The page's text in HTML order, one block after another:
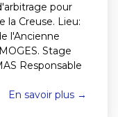
pour
la Creuse. Lieu:
l'Ancienne
Stage
Responsable
En savoir plus →